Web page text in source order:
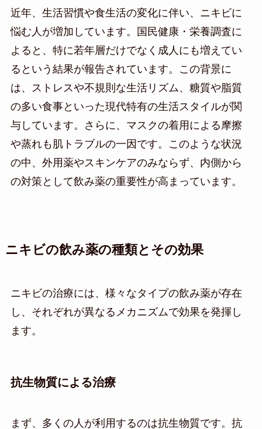
近年、生活習慣や食生活の変化に伴い、ニキビに
悩む人が増加しています。国民健康・栄養調査に
よると、特に若年層だけでなく成人にも増えてい
るという結果が報告されています。この背景に
は、ストレスや不規則な生活リズム、糖質や脂質
の多い食事といった現代特有の生活スタイルが関
与しています。さらに、マスクの着用による摩擦
や蒸れも肌トラブルの一因です。このような状況
の中、外用薬やスキンケアのみならず、内側から
の対策として飲み薬の重要性が高まっています。
ニキビの飲み薬の種類とその効果
ニキビの治療には、様々なタイプの飲み薬が存在
し、それぞれが異なるメカニズムで効果を発揮し
ます。
抗生物質による治療
まず、多くの人が利用するのは抗生物質です。抗